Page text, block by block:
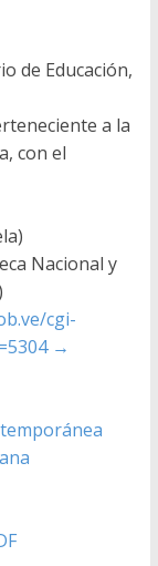
de Educación,
a la
con el
Nacional y
cgi-
→